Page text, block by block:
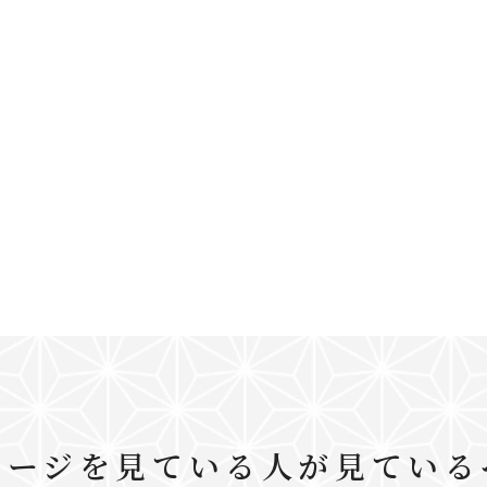
ジを見ている人が見てい